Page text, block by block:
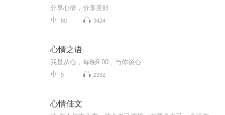
分享心情，分享美好
80 3424
心情之语
我是从心，每晚9:00，与你谈心
9 2332
心情佳文